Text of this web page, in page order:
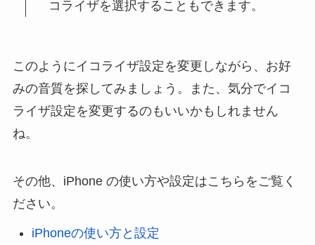
コライザを選択することもできます。
このようにイコライザ設定を変更しながら、お好
みの音質を探してみましょう。また、気分でイコ
ライザ設定を変更するのもいいかもしれません
ね。
その他、iPhone の使い方や設定はこちらをご覧く
ださい。
iPhoneの使い方と設定